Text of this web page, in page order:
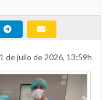
de julio de 2026, 13:59h